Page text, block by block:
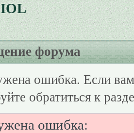
форума
ошибка. Если
обратиться к
ошибка: